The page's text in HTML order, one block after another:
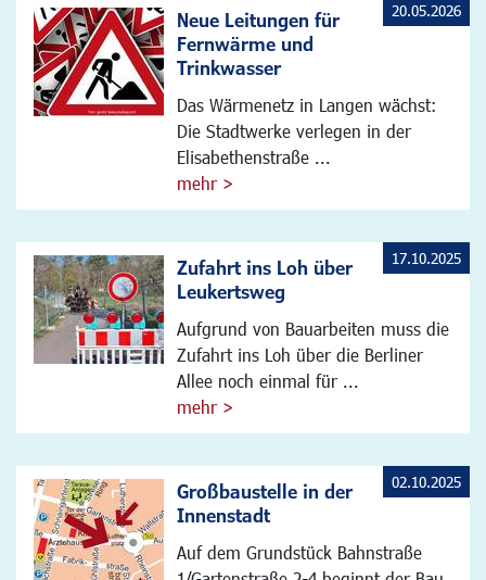
Neue Leitungen für
Fernwärme und
Trinkwasser
Das Wärmenetz in Langen wächst:
Die Stadtwerke verlegen in der
Elisabethenstraße ...
mehr >
20.05.2026
Zufahrt ins Loh über
Leukertsweg
Aufgrund von Bauarbeiten muss die
Zufahrt ins Loh über die Berliner
Allee noch einmal für ...
mehr >
17.10.2025
Großbaustelle in der
Innenstadt
Auf dem Grundstück Bahnstraße
02.10.2025